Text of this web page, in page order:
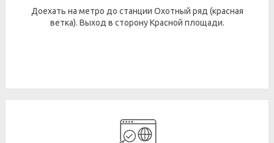
Доехать на метро до станции Охотный ряд (красная
ветка). Выход в сторону Красной площади.